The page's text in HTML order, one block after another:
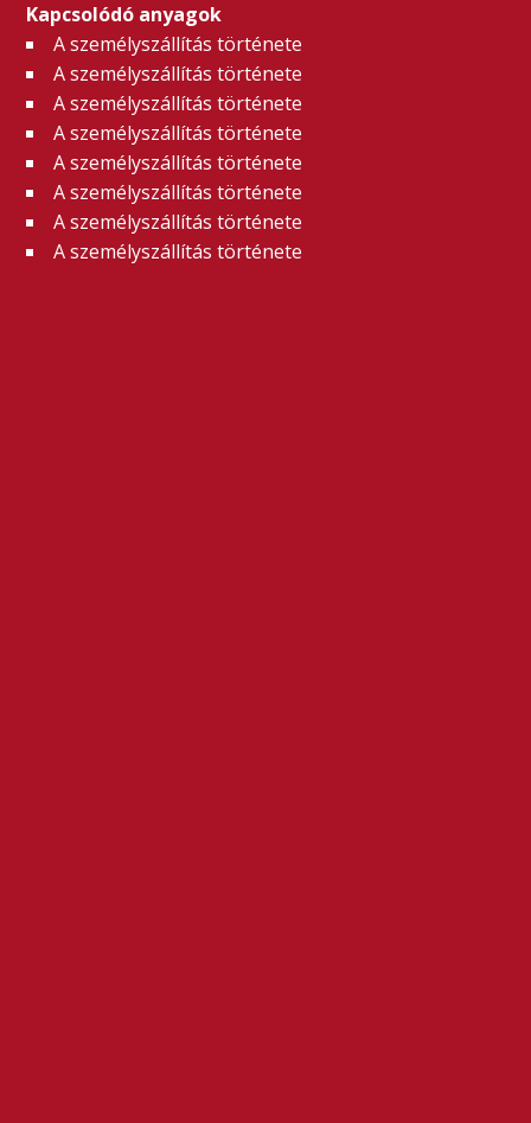
Kapcsolódó anyagok
A személyszállítás története
A személyszállítás története
A személyszállítás története
A személyszállítás története
A személyszállítás története
A személyszállítás története
A személyszállítás története
A személyszállítás története